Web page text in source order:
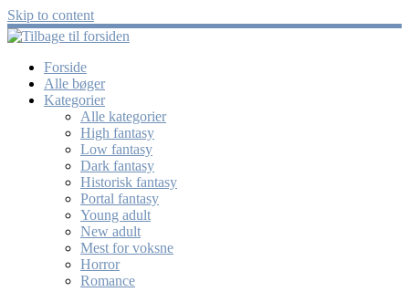
Skip to content
Forside
Alle bøger
Kategorier
Alle kategorier
High fantasy
Low fantasy
Dark fantasy
Historisk fantasy
Portal fantasy
Young adult
New adult
Mest for voksne
Horror
Romance